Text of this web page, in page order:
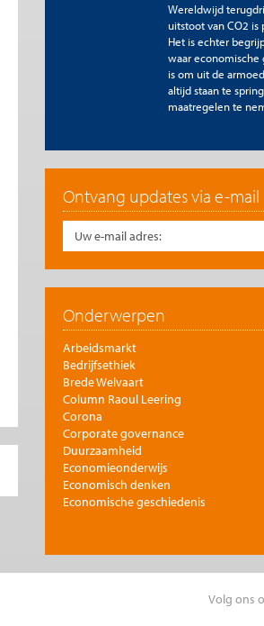
Wereldwijd
uitstoot van CO2 is
Het is echter
waar economische
is om uit de
altijd staan te
maatregelen te
Ontvang updates via e-mail
Onderwerpen
Arbeidsmarkt
Bedrijfsethiek
Brede Welvaart
Column Raoul Leering
Corona
Corporate governance
Duurzaamheid
Economieonderwijs
Economisch denken
Economische geschiedenis
Filosofie en economie
Financiële markten
Volg ons